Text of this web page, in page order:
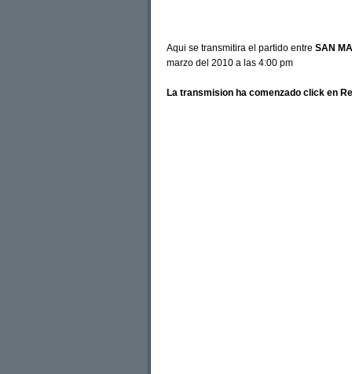
Aqui se transmitira el partido entre SAN
marzo del 2010 a las 4:00 pm
La transmision ha comenzado click en